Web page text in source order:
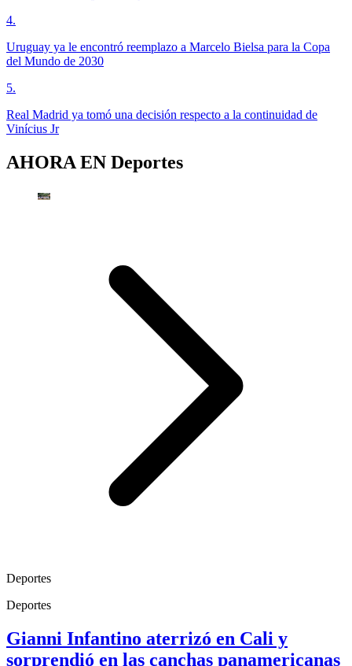
4.
Uruguay ya le encontró reemplazo a Marcelo Bielsa para la Copa
del Mundo de 2030
5.
Real Madrid ya tomó una decisión respecto a la continuidad de
Vinícius Jr
AHORA EN Deportes
Deportes
Deportes
Gianni Infantino aterrizó en Cali y
sorprendió en las canchas panamericanas